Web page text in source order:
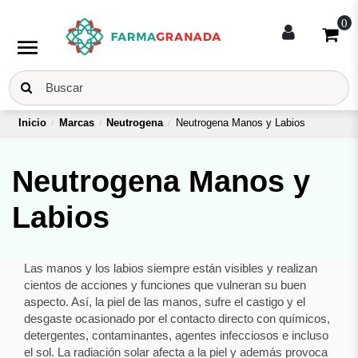
menu
0
Inicio Marcas Neutrogena Neutrogena Manos y Labios
Neutrogena Manos y
Labios
Las manos y los labios siempre están visibles y realizan
cientos de acciones y funciones que vulneran su buen
aspecto. Así, la piel de las manos, sufre el castigo y el
desgaste ocasionado por el contacto directo con químicos,
detergentes, contaminantes, agentes infecciosos e incluso
el sol. La radiación solar afecta a la piel y además provoca